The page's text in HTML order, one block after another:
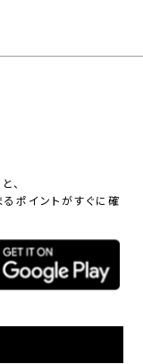
、
ポイントがすぐに確